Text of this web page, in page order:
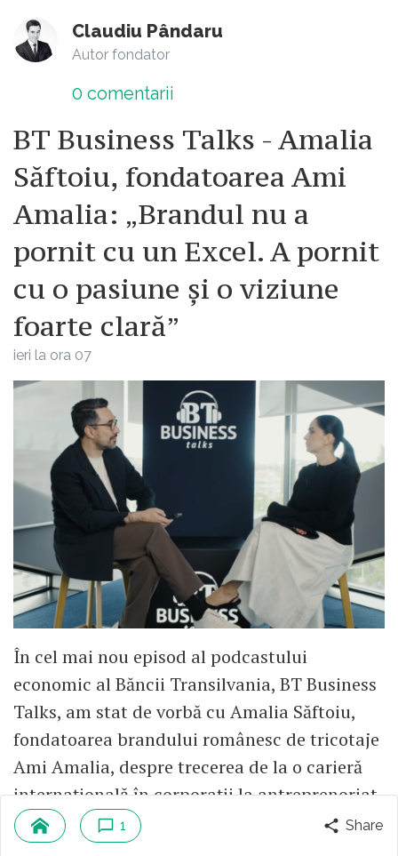
Claudiu Pândaru
Autor fondator
0 comentarii
BT Business Talks - Amalia
Săftoiu, fondatoarea Ami
Amalia: „Brandul nu a
pornit cu un Excel. A pornit
cu o pasiune și o viziune
foarte clară”
ieri la ora 07
În cel mai nou episod al podcastului
economic al Băncii Transilvania, BT Business
Talks, am stat de vorbă cu Amalia Săftoiu,
fondatoarea brandului românesc de tricotaje
Ami Amalia, despre trecerea de la o carieră
internațională în corporații la antreprenoriat,
despre alegerea de a produce în România și
despre răbdarea necesară pentru a construi
1 Share